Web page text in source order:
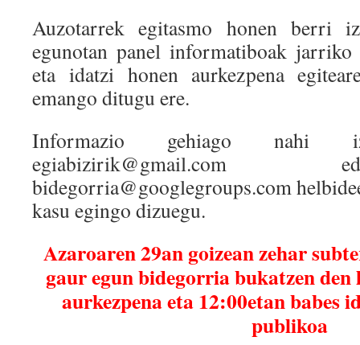
Auzotarrek egitasmo honen berri
egunotan panel informatiboak
eta idatzi honen aurkezpena
emango ditugu ere.
Informazio gehiago nahi
bidegorria@googlegroups.com
kasu egingo dizuegu.
Azaroaren 29an goizean zehar
gaur egun bidegorria bukatzen
aurkezpena eta 12:00etan babes
publikoa